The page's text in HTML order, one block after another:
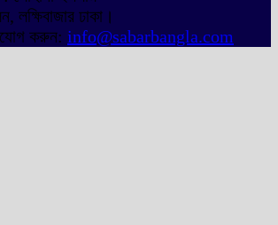
লক্ষিবাজার ঢাকা।
করুন: info@sabarbangla.com